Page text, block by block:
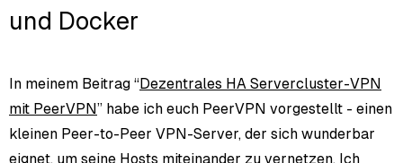
und Docker
In meinem Beitrag “Dezentrales HA Servercluster-VPN
mit PeerVPN” habe ich euch PeerVPN vorgestellt - einen
kleinen Peer-to-Peer VPN-Server, der sich wunderbar
eignet, um seine Hosts miteinander zu vernetzen. Ich